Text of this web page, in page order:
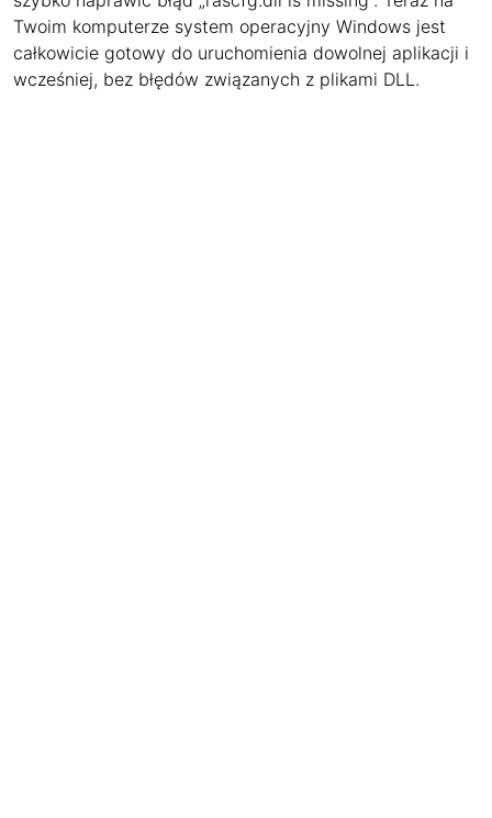
Twoim komputerze system operacyjny Windows jest
całkowicie gotowy do uruchomienia dowolnej aplikacji i
wcześniej, bez błędów związanych z plikami DLL.